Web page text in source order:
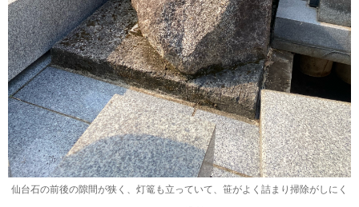
仙台石の前後の隙間が狭く、灯篭も立っていて、笹がよく詰まり掃除がしにく